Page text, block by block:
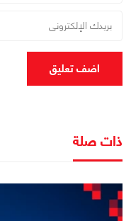
اضف تعليق
ذات صلة